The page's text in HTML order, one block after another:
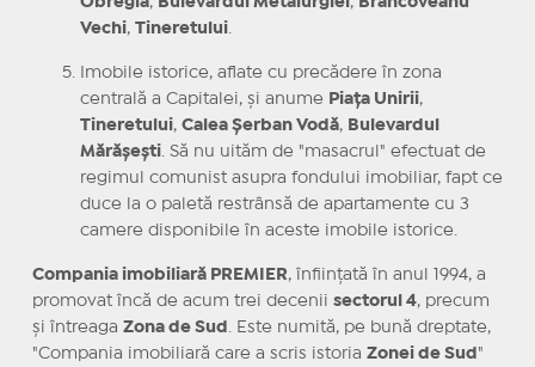
Vechi, Tineretului.
Imobile istorice, aflate cu precădere în zona
centrală a Capitalei, și anume
Piața Unirii,
Tineretului, Calea Șerban Vodă, Bulevardul
Mărășești. Să nu uităm de "masacrul" efectuat de
regimul comunist asupra fondului imobiliar, fapt ce
duce la o paletă restrânsă de apartamente cu 3
camere disponibile în aceste imobile istorice.
Compania imobiliară PREMIER, înființată în anul 1994, a
promovat încă de acum trei decenii sectorul 4, precum
și întreaga Zona de Sud
. Este numită, pe bună dreptate,
"Compania imobiliară care a scris istoria Zonei de Sud "